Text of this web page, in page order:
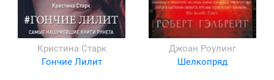
Кристина Старк
Гончие Лилит
Джоан Роулинг
Шелкопряд